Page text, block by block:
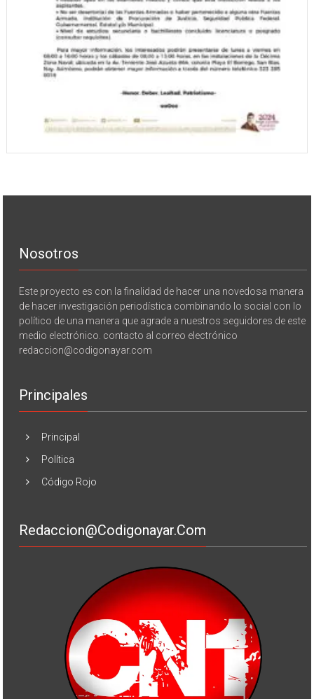
Nosotros
Este proyecto es con la finalidad de hacer una novedosa manera
de hacer investigación periodística combinando lo social con lo
político de una manera que agrade a nuestros seguidores de este
medio electrónico. contacto al correo electrónico
redaccion@codigonayar.com
Principales
Principal
Política
Código Rojo
Redaccion@codigonayar.com